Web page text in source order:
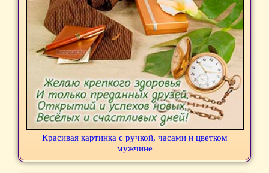
Красивая картинка с ручкой, часами и цветком
мужчине